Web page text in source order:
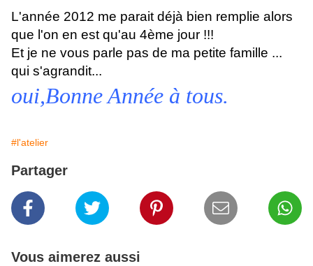
L'année 2012 me parait déjà bien remplie alors
que l'on en est qu'au 4ème jour !!!
Et je ne vous parle pas de ma petite famille ...
qui s'agrandit...
oui,Bonne Année à tous.
#l'atelier
Partager
Vous aimerez aussi